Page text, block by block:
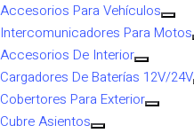
Accesorios Para Vehículos
Intercomunicadores Para Motos
Accesorios De Interior
Cargadores De Baterías 12V/24V
Cobertores Para Exterior
Cubre Asientos